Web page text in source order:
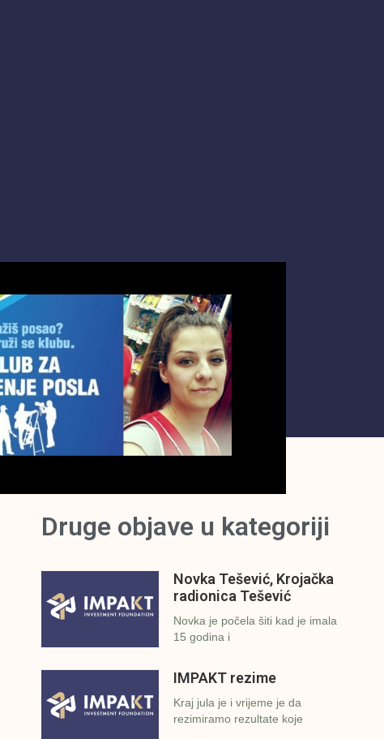
Druge objave u kategoriji
Novka Tešević, Krojačka
radionica Tešević
Novka je počela šiti kad je imala
15 godina i
IMPAKT rezime
Kraj jula je i vrijeme je da
rezimiramo rezultate koje